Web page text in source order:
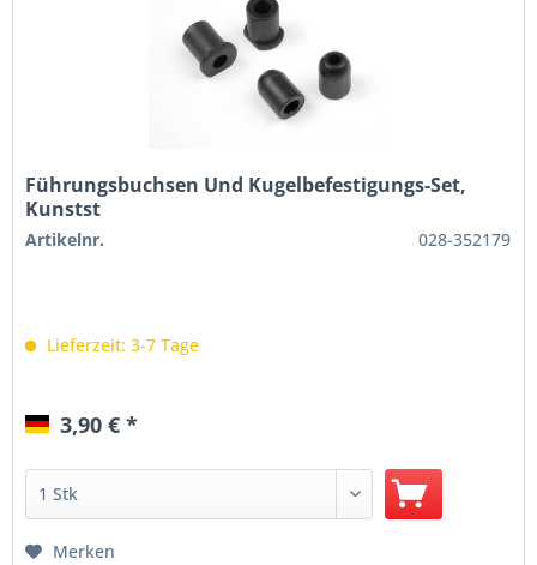
Führungsbuchsen Und Kugelbefestigungs-Set,
Kunstst
Artikelnr. 028-352179
Lieferzeit: 3-7 Tage
3,90 € *
Merken